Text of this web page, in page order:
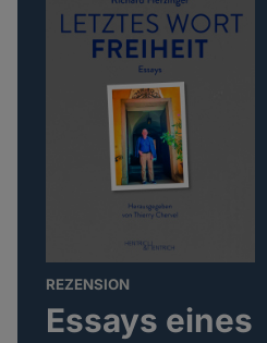
REZENSION
Essays eines